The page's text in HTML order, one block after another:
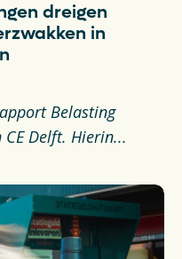
dreigen
in
Belasting
Delft. Hierin...